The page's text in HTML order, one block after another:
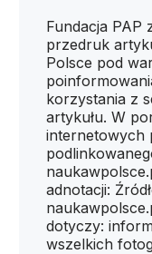
Fundacja PAP
przedruk
Polsce pod
korzystania z
artykułu. W
internetowych
adnotacji:
dotyczy:
wszelkich